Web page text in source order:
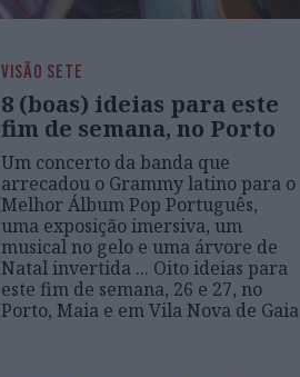
VISÃO SETE
8 (boas) ideias para este
fim de semana, no Porto
Um concerto da banda que
arrecadou o Grammy latino para o
Melhor Álbum Pop Português,
uma exposição imersiva, um
musical no gelo e uma árvore de
Natal invertida ... Oito ideias para
este fim de semana, 26 e 27, no
Porto, Maia e em Vila Nova de Gaia